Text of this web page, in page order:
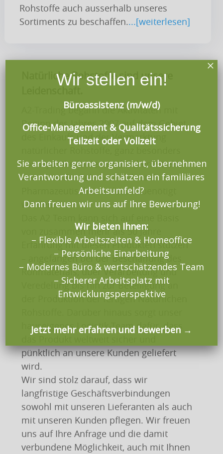
Rohstoffe auch ausserhalb unseres
Sortiments zu beschaffen....[weiterlesen]
Natürliche Rohstoffe sind unsere
A2-Trading begann die Aktivitäten mit
Beginn des Jahres 2007 auf dem Gebiet
des Einkaufs und der Vermarktung
von Hydrokolloiden und Geliermitteln,
wie sie in der Lebensmittel- und
Pharmazeutischen Industrie benötigt
werden.
von zusammen mehr als 50 Jahre
Erfahrung mit diesen Produkten stützen
– angefangen bei der Beschaffung des
Rohmaterials, über Verarbeitung und
Veredelung bis hin zur Beteiligung an
der Produktion der fertigen Natürlichen
hauseigenes Logistik-Team dafür, dass
das Produkt weltweit sicher und
pünktlich an unsere Kunden geliefert
wird.
Wir sind stolz darauf, dass wir
langfristige Geschäftsverbindungen
sowohl mit unseren Lieferanten als auch
mit unseren Kunden pflegen. Wir freuen
uns auf Ihre Anfrage und die damit
verbundene Möglichkeit, auch mit Ihnen
Wir stellen ein!
Büroassistenz (m/w/d)
Office-Management & Qualitätssicherung
Teilzeit oder Vollzeit
Sie arbeiten gerne organisiert, übernehmen
Verantwortung und schätzen ein familiäres
Arbeitsumfeld?
Dann freuen wir uns auf Ihre Bewerbung!
Wir bieten Ihnen:
– Flexible Arbeitszeiten & Homeoffice
– Persönliche Einarbeitung
– Modernes Büro & wertschätzendes Team
– Sicherer Arbeitsplatz mit
Entwicklungsperspektive
Jetzt mehr erfahren und bewerben →
×